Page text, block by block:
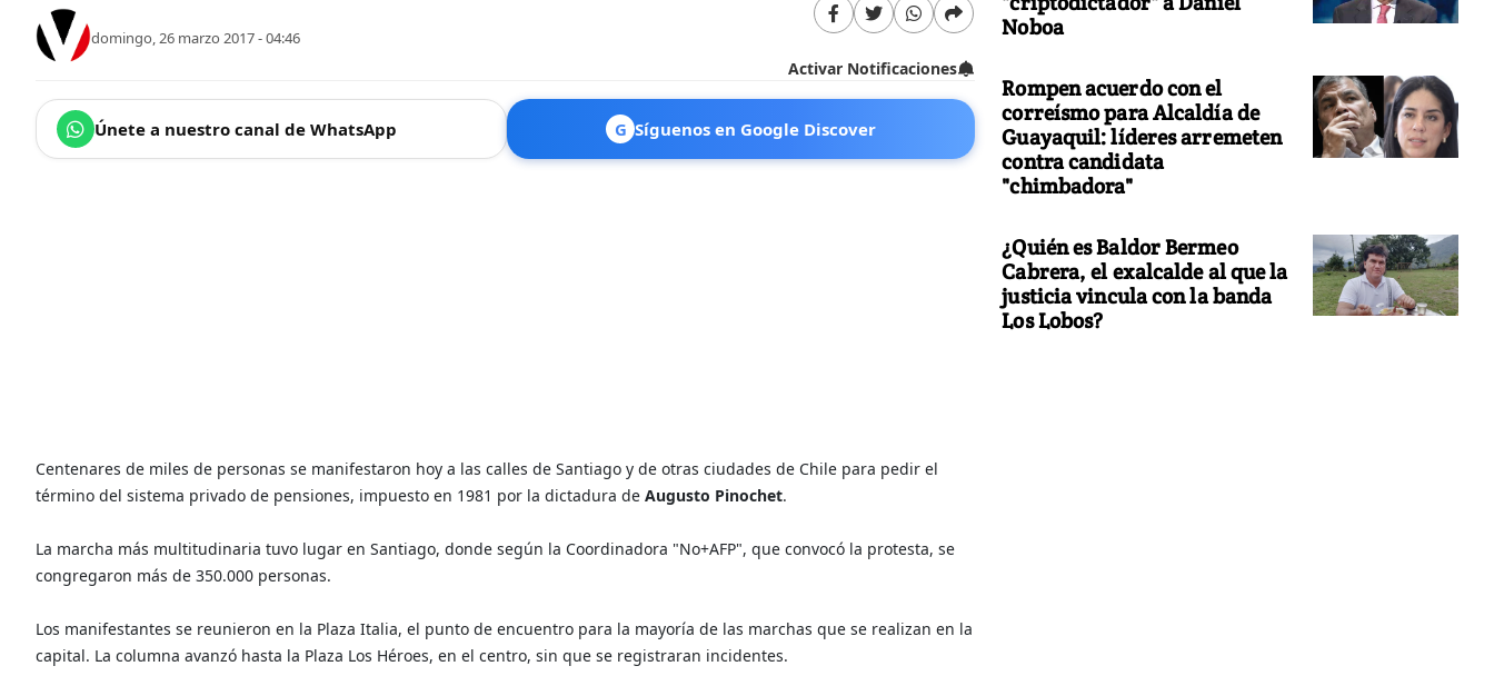
domingo, 26 marzo 2017 - 04:46
Activar Notificaciones
Únete a nuestro canal de WhatsApp G Síguenos en Google Discover
Centenares de miles de personas se manifestaron hoy a las calles de Santiago y de otras ciudades de Chile para pedir el
término del sistema privado de pensiones, impuesto en 1981 por la dictadura de Augusto Pinochet.
La marcha más multitudinaria tuvo lugar en Santiago, donde según la Coordinadora "No+AFP", que convocó la protesta, se
congregaron más de 350.000 personas.
Los manifestantes se reunieron en la Plaza Italia, el punto de encuentro para la mayoría de las marchas que se realizan en la
capital. La columna avanzó hasta la Plaza Los Héroes, en el centro, sin que se registraran incidentes.
Noboa
Rompen acuerdo con el
correísmo para Alcaldía de
Guayaquil: líderes arremeten
contra candidata
"chimbadora"
¿Quién es Baldor Bermeo
Cabrera, el exalcalde al que la
justicia vincula con la banda
Los Lobos?